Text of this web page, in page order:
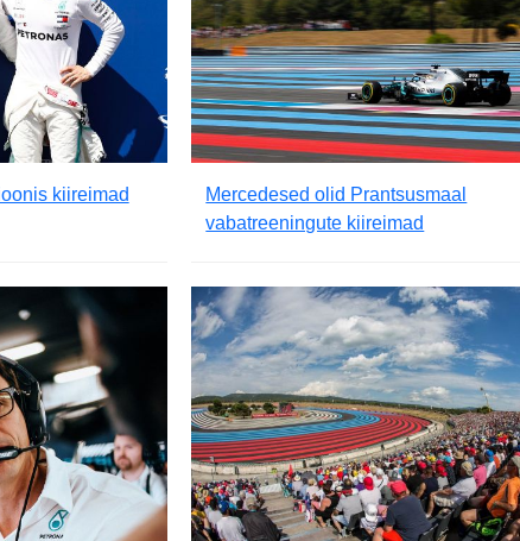
kiireimad
Mercedesed olid Prantsusmaal
vabatreeningute kiireimad